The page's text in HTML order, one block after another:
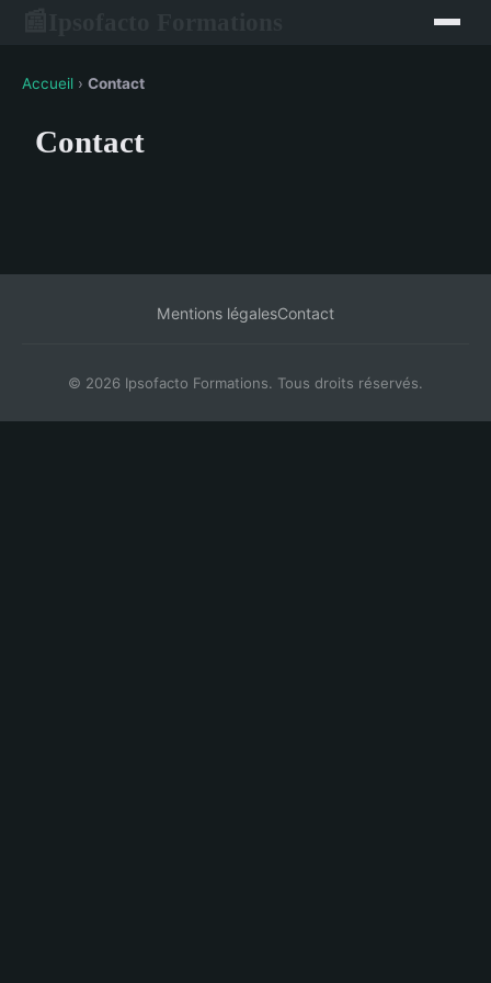
Accueil › Contact
Contact
Mentions légalesContact
© 2026 Ipsofacto Formations. Tous droits réservés.